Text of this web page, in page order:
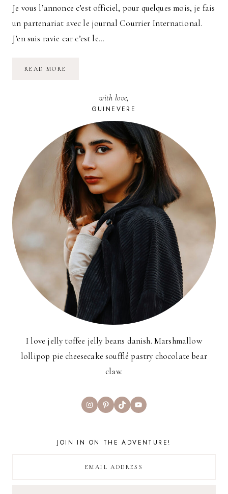
Je vous l’annonce c’est officiel, pour quelques mois, je fais
un partenariat avec le journal Courrier International.
J’en suis ravie car c’est le…
READ MORE
VÉGÉTAUX
with love,
GUINEVERE
I love jelly toffee jelly beans danish. Marshmallow
lollipop pie cheesecake soufflé pastry chocolate bear
claw.
InstagramPinterest
TikTokYouTube
JOIN IN ON THE ADVENTURE!